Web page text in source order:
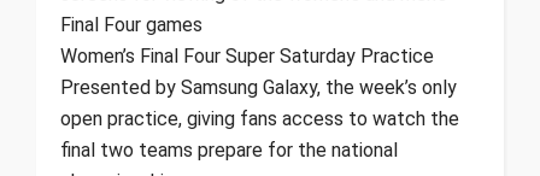
Final Four games
Women’s Final Four Super Saturday Practice
Presented by Samsung Galaxy, the week’s only
open practice, giving fans access to watch the
final two teams prepare for the national